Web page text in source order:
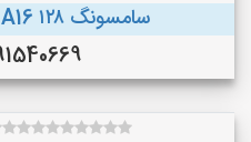
سامسونگ Galaxy A16 ۱۲۸ گیگابایت